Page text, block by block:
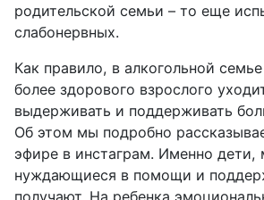
родительской семьи – то еще
слабонервных.
Как правило, в алкогольной
более здорового взрослого
выдерживать и поддерживать
Об этом мы подробно
эфире в инстаграм. Именно дети,
нуждающиеся в помощи и
получают. На ребенка